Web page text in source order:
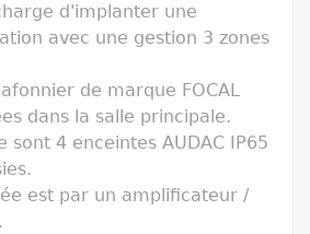
d'implanter une
avec une gestion 3 zones
de marque FOCAL
dans la salle principale.
sont 4 enceintes AUDAC IP65
est par un amplificateur /